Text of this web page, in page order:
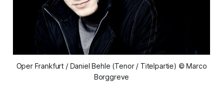
Oper Frankfurt / Daniel Behle (Tenor / Titelpartie) © Marco
Borggreve